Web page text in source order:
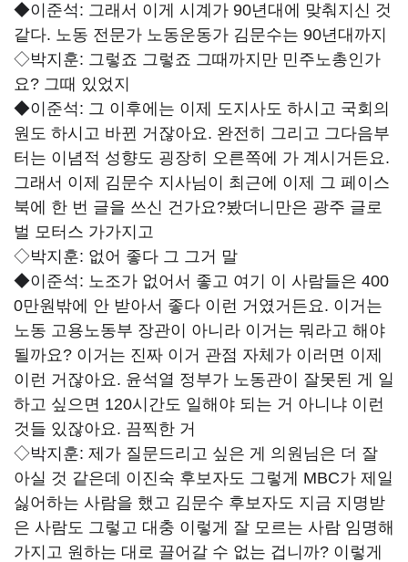
◆이준석: 그래서 이게 시계가 90년대에 맞춰지신 것
같다. 노동 전문가 노동운동가 김문수는 90년대까지
◇박지훈: 그렇죠 그렇죠 그때까지만 민주노총인가
요? 그때 있었지
◆이준석: 그 이후에는 이제 도지사도 하시고 국회의
원도 하시고 바뀐 거잖아요. 완전히 그리고 그다음부
터는 이념적 성향도 굉장히 오른쪽에 가 계시거든요.
그래서 이제 김문수 지사님이 최근에 이제 그 페이스
북에 한 번 글을 쓰신 건가요?봤더니만은 광주 글로
벌 모터스 가가지고
◇박지훈: 없어 좋다 그 그거 말
◆이준석: 노조가 없어서 좋고 여기 이 사람들은 400
0만원밖에 안 받아서 좋다 이런 거였거든요. 이거는
노동 고용노동부 장관이 아니라 이거는 뭐라고 해야
될까요? 이거는 진짜 이거 관점 자체가 이러면 이제
이런 거잖아요. 윤석열 정부가 노동관이 잘못된 게 일
하고 싶으면 120시간도 일해야 되는 거 아니냐 이런
것들 있잖아요. 끔찍한 거
◇박지훈: 제가 질문드리고 싶은 게 의원님은 더 잘
아실 것 같은데 이진숙 후보자도 그렇게 MBC가 제일
싫어하는 사람을 했고 김문수 후보자도 지금 지명받
은 사람도 그렇고 대충 이렇게 잘 모르는 사람 임명해
가지고 원하는 대로 끌어갈 수 없는 겁니까? 이렇게